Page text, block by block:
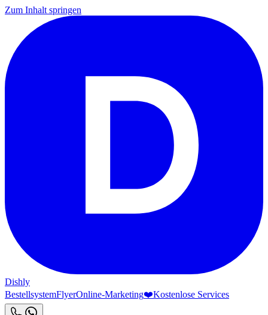
Zum Inhalt springen
Dishly
BestellsystemFlyerOnline-Marketing❤️Kostenlose Services